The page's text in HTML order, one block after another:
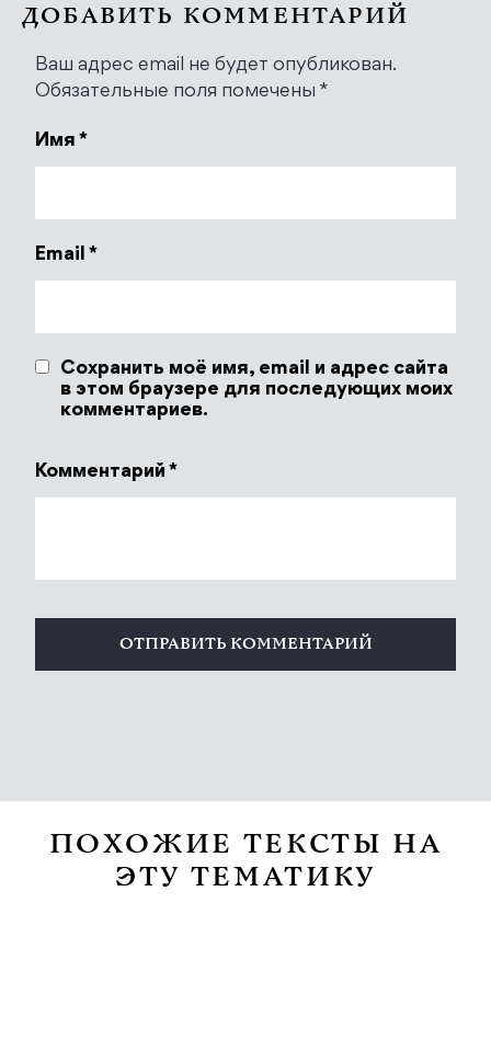
ДОБАВИТЬ КОММЕНТАРИЙ
Ваш адрес email не будет опубликован.
Обязательные поля помечены *
Имя *
Email *
Сохранить моё имя, email и адрес сайта
в этом браузере для последующих моих
комментариев.
Комментарий *
ПОХОЖИЕ ТЕКСТЫ НА
ЭТУ ТЕМАТИКУ